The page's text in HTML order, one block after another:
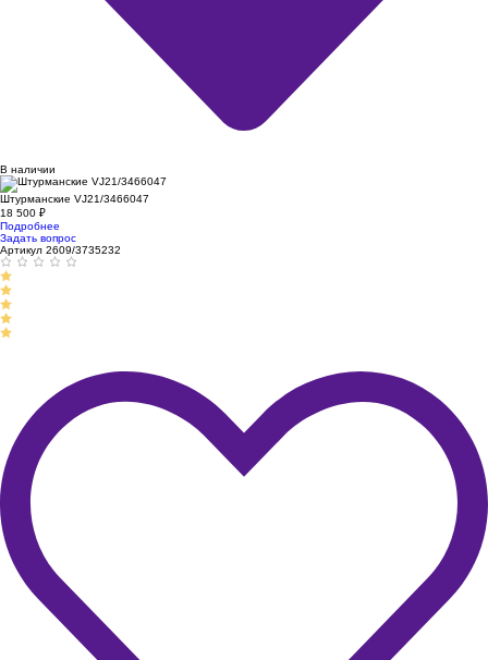
В наличии
Штурманские VJ21/3466047
18 500 ₽
Подробнее
Задать вопрос
Артикул 2609/3735232